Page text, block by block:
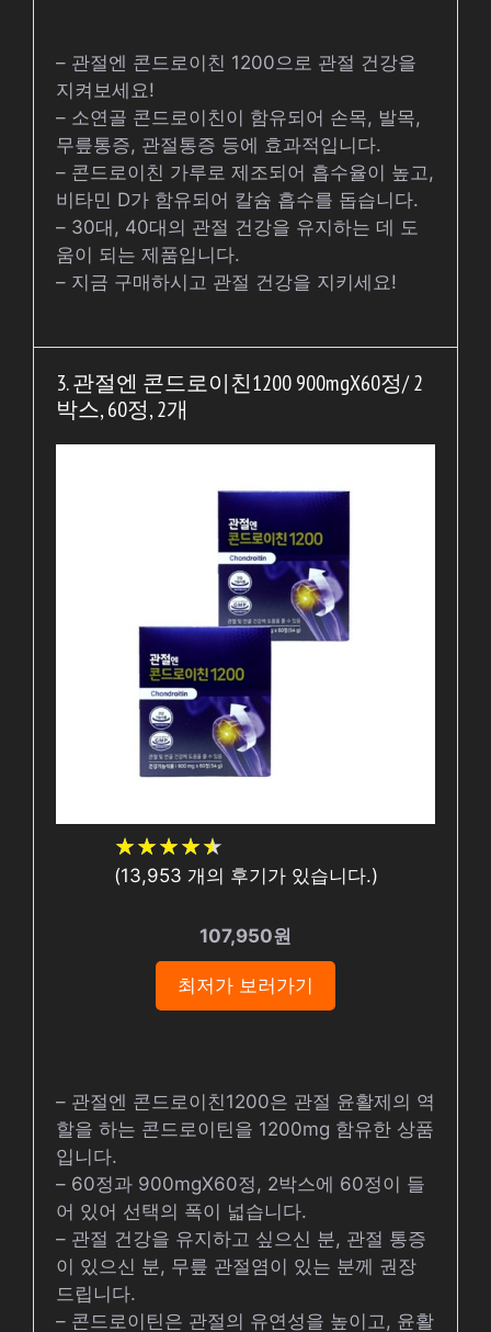
– 관절엔 콘드로이친 1200으로 관절 건강을
지켜보세요!
– 소연골 콘드로이친이 함유되어 손목, 발목,
무릎통증, 관절통증 등에 효과적입니다.
– 콘드로이친 가루로 제조되어 흡수율이 높고,
비타민 D가 함유되어 칼슘 흡수를 돕습니다.
– 30대, 40대의 관절 건강을 유지하는 데 도
움이 되는 제품입니다.
– 지금 구매하시고 관절 건강을 지키세요!
3. 관절엔 콘드로이친1200 900mgX60정/ 2
박스, 60정, 2개
★★★★★
★★★★★
(13,953 개의 후기가 있습니다.)
107,950원
최저가 보러가기
– 관절엔 콘드로이친1200은 관절 윤활제의 역
할을 하는 콘드로이틴을 1200mg 함유한 상품
입니다.
– 60정과 900mgX60정, 2박스에 60정이 들
어 있어 선택의 폭이 넓습니다.
– 관절 건강을 유지하고 싶으신 분, 관절 통증
이 있으신 분, 무릎 관절염이 있는 분께 권장
드립니다.
– 콘드로이틴은 관절의 유연성을 높이고, 윤활